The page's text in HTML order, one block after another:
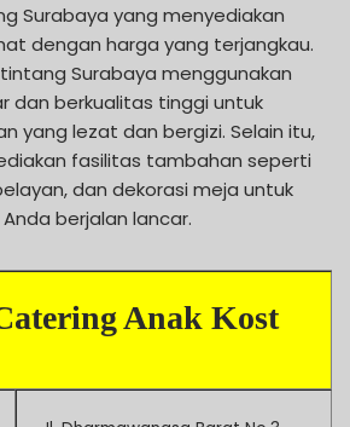
Surabaya yang menyediakan
dengan harga yang terjangkau.
Surabaya menggunakan
dan berkualitas tinggi untuk
yang lezat dan bergizi. Selain itu,
fasilitas tambahan seperti
dan dekorasi meja untuk
berjalan lancar.
Anak Kost